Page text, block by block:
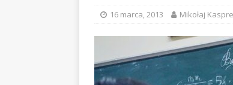
16 marca, 2013 Mikołaj